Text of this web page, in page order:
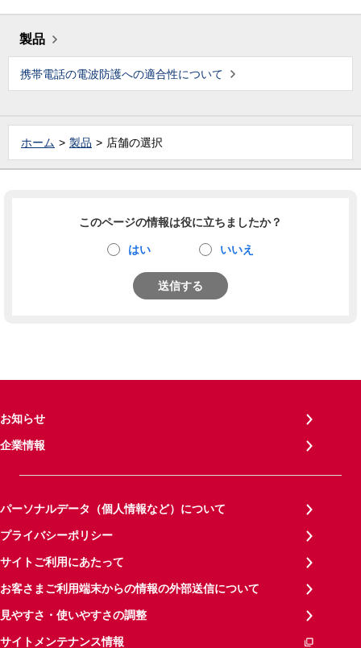
製品
携帯電話の電波防護への適合性について
ホーム 製品 店舗の選択
このページの情報は役に立ちましたか？
はい いいえ
送信する
お知らせ
企業情報
パーソナルデータ（個人情報など）について
プライバシーポリシー
サイトご利用にあたって
お客さまご利用端末からの情報の外部送信について
見やすさ・使いやすさの調整
サイトメンテナンス情報